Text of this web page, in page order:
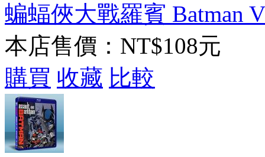
蝙蝠俠大戰羅賓 Batman
本店售價： NT$108元
購買 收藏 比較